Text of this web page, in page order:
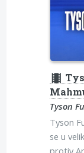
theaters
Tyson
Tyson
se u
protiv